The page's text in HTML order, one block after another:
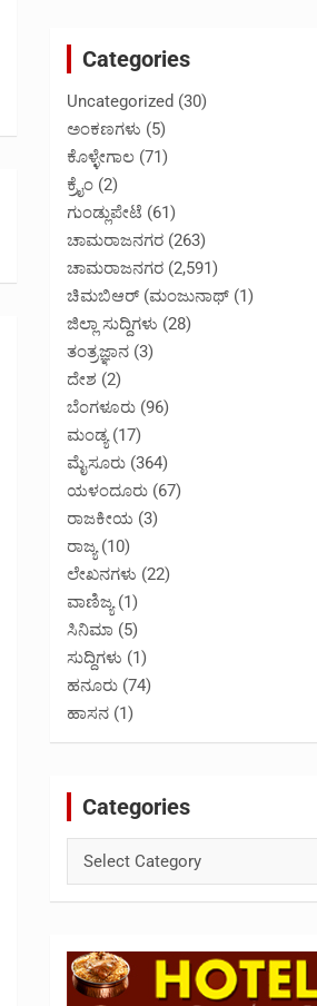
Categories
Uncategorized (30)
ಅಂಕಣಗಳು (5)
ಕೊಳ್ಳೇಗಾಲ (71)
ಕ್ರೈಂ (2)
ಗುಂಡ್ಲುಪೇಟೆ (61)
ಚಾಮರಾಜನಗರ (263)
ಚಾಮರಾಜನಗರ (2,591)
ಚಿಮಬಿಆರ್ (ಮಂಜುನಾಥ್ (1)
ಜಿಲ್ಲಾ ಸುದ್ದಿಗಳು (28)
ತಂತ್ರಜ್ಞಾನ (3)
ದೇಶ (2)
ಬೆಂಗಳೂರು (96)
ಮಂಡ್ಯ(17)
ಮೈಸೂರು (364)
ಯಳಂದೂರು (67)
ರಾಜಕೀಯ (3)
ರಾಜ್ಯ(10)
ಲೇಖನಗಳು (22)
ವಾಣಿಜ್ಯ(1)
ಸಿನಿಮಾ (5)
ಸುದ್ದಿಗಳು (1)
ಹನೂರು (74)
ಹಾಸನ (1)
Categories